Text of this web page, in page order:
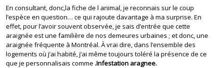
En consultant, donc,la fiche de l animal, je reconnais sur le coup
l’espèce en question… ce qui rajoute davantage à ma surprise. En
effet, pour l’avoir souvent observée, je sais d’entrée que cette
araignée est une familière de nos demeures urbaines ; et donc, une
araignée fréquente à Montréal. À vrai dire, dans l’ensemble des
logements où j’ai habité, j’ai même toujours toléré la présence de ce
que je personnalisais comme .Infestation aragnee.